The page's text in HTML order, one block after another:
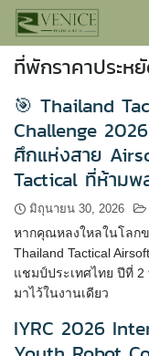
Skip
content
ที่พักราคาประห
🎯 Thailand
Challenge
ศึกแห่งสาย
Tactical ที่ห้ามพ
มิถุนายน 30, 2026
หากคุณหลงใหลในโลกข
Thailand Tactical
แชมป์ประเทศไทย ปีที่
มาไว้ในงานเดียว
IYRC 2026